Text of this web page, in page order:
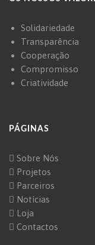
Solidariedade
Transparência
Cooperação
Compromisso
Criatividade
PÁGINAS
Sobre Nós
Projetos
Parceiros
Notícias
Loja
Contactos